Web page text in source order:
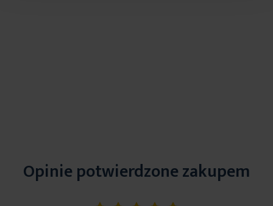
Opinie potwierdzone zakupem